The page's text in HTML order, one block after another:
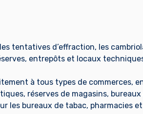
tentatives d’effraction, les
entrepôts et locaux
à tous types de commerces,
réserves de magasins,
les bureaux de tabac, pharmacies